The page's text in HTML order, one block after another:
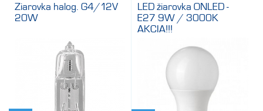
Ziarovka halog. G4/12V
20W
LED žiarovka ONLED -
E27 9W / 3000K
AKCIA!!!